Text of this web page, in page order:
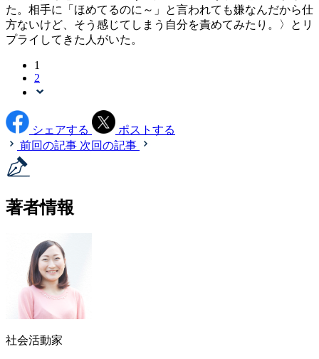
た。相手に「ほめてるのに～」と言われても嫌なんだから仕
方ないけど、そう感じてしまう自分を責めてみたり。〉とリ
プライしてきた人がいた。
1
2
シェアする
ポストする
前回の記事 次回の記事
著者情報
社会活動家